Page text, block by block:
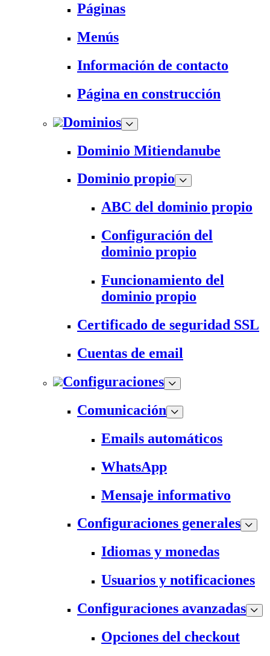
Páginas
Menús
Información de contacto
Página en construcción
Dominios
Dominio Mitiendanube
Dominio propio
ABC del dominio propio
Configuración del
dominio propio
Funcionamiento del
dominio propio
Certificado de seguridad SSL
Cuentas de email
Configuraciones
Comunicación
Emails automáticos
WhatsApp
Mensaje informativo
Configuraciones generales
Idiomas y monedas
Usuarios y notificaciones
Configuraciones avanzadas
Opciones del checkout